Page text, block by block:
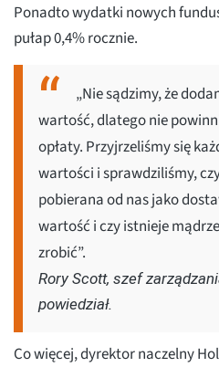
Ponadto wydatki nowych
pułap 0,4% rocznie.
„Nie sądzimy, że
wartość, dlatego nie
opłaty. Przyjrzeliśmy się
wartości i sprawdziliśmy,
pobierana od nas jako
wartość i czy istnieje
zrobić”.
Rory Scott, szef
powiedział.
Co więcej, dyrektor naczelny